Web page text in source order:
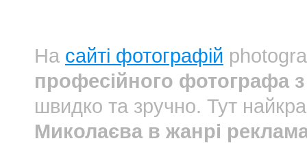
На сайті фотографій
професійного фотографа
швидко та зручно. Тут
Миколаєва в жанрі